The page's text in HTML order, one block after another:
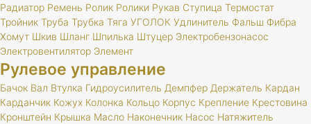
Радиатор Ремень Ролик Ролики Рукав Ступица Термостат
Тройник Труба Трубка Тяга УГОЛОК Удлинитель Фальш Фибра
Хомут Шкив Шланг Шпилька Штуцер Электробензонасос
Электровентилятор Элемент
Рулевое управление
Бачок Вал Втулка Гидроусилитель Демпфер Держатель Кардан
Карданчик Кожух Колонка Кольцо Корпус Крепление Крестовина
Кронштейн Крышка Масло Наконечник Насос Натяжитель